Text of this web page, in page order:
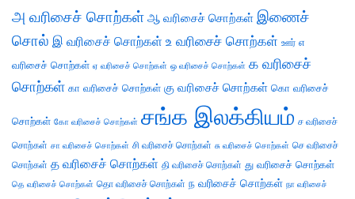
அ வரிசைச் சொற்கள் ஆ வரிசைச் சொற்கள் இணைச்
சொல் இ வரிசைச் சொற்கள் உ வரிசைச் சொற்கள் ஊர் எ
வரிசைச் சொற்கள் ஏ வரிசைச் சொற்கள் ஒ வரிசைச் சொற்கள் க வரிசைச்
சொற்கள் கா வரிசைச் சொற்கள் கு வரிசைச் சொற்கள் கொ வரிசைச்
சொற்கள் கோ வரிசைச் சொற்கள் சங்க இலக்கியம் ச வரிசைச்
சொற்கள் சா வரிசைச் சொற்கள் சி வரிசைச் சொற்கள் சு வரிசைச் சொற்கள் செ வரிசைச்
சொற்கள் த வரிசைச் சொற்கள் தி வரிசைச் சொற்கள் து வரிசைச் சொற்கள்
தெ வரிசைச் சொற்கள் தொ வரிசைச் சொற்கள் ந வரிசைச் சொற்கள் நா வரிசைச்